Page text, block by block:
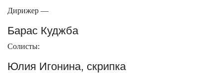
Дирижер —
Барас Куджба
Солисты:
Юлия Игонина, скрипка